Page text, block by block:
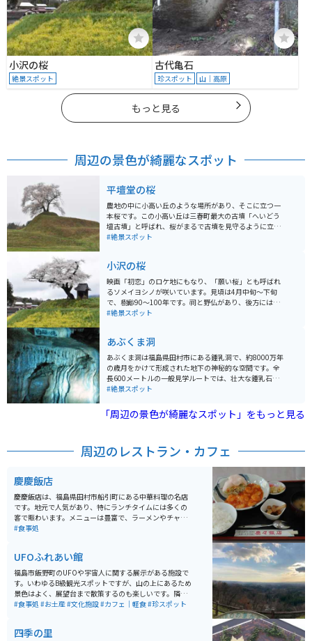
小沢の桜
絶景スポット
古代亀石
珍スポット 山｜高原
もっと見る
周辺の景色が綺麗なスポット
平壇堂の桜
農地の中に小高い丘のような場所があり、そこに立つ一
本桜です。この小高い丘は三春町最大の古墳「へいどう
壇古墳」と呼ばれ、桜がまるで古墳を見守るように立っ
ています。ロケーションの良さから、近年写真家にも人
#絶景スポット
小沢の桜
映画「初恋」のロケ地にもなり、「願い桜」とも呼ばれ
るソメイヨシノが咲いています。見頃は4月中旬〜下旬
で、樹齢90～100年です。祠と野仏があり、後方には移
ヶ岳が見渡せます。日本の原風景ともいえる風情があ
#絶景スポット
あぶくま洞
あぶくま洞は福島県田村市にある鍾乳洞で、約8000万年
の歳月をかけて形成された地下の神秘的な空間です。全
長600メートルの一般見学ルートでは、壮大な鍾乳石や
石筍（せきじゅん）などを観察することができ、東洋一
度の温度が保たれており、夏は涼しく冬は暖かい自然の
クーラーとなっています。洞内の光と影が織りなす幻想
の展望台があるので合わせて訪れるのがオススメです。
#絶景スポット
「周辺の景色が綺麗なスポット」をもっと見る
周辺のレストラン・カフェ
慶慶飯店
慶慶飯店は、福島県田村市船引町にある中華料理の名店
です。地元で人気があり、特にランチタイムには多くの
客で賑わいます。メニューは豊富で、ラーメンやチャー
ハン、餃子などの定番中華料理の他にも、特製の「慶ち
内は広々としており、ファミリーやグループでの利用に
も適しています。テレビ視聴できます。週刊少年ジャン
プおいてあります。寒い時期はお茶が無料で飲み放題。
座敷もあります。大盛りにもできます。
#食事処
UFOふれあい館
福島市飯野町のUFOや宇宙人に関する展示がある施設で
す。いわゆるB級観光スポットですが、山の上にあるため
景色はよく、展望台まで散策するのも楽しいです。隣接
する物産館内の食堂には人気のラーメンもあり、ドライ
#食事処 #お土産#文化施設#カフェ｜軽食#珍スポット
四季の里